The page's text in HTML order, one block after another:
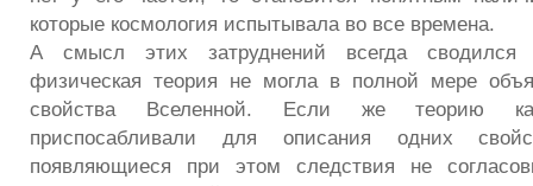
которые космология испытывала во все времена.
А смысл этих затруднений всегда сводился
физическая теория не могла в полной мере
свойства Вселенной. Если же теорию
приспосабливали для описания одних
появляющиеся при этом следствия не